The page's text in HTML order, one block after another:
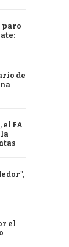
paro
de
el FA
el